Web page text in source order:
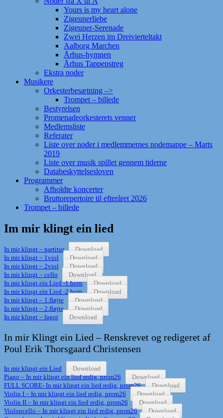
Yours is my heart alone
Zigeunerliebe
Zigeuner-Serenade
Zwei Herzen im Dreivierteltakt
Aalborg Marchen
Århus-hymnen
Århus Tappenstreg
Ekstra noder
Musikere
Orkesterbesætning –>
Trompet – billede
Bestyrelsen
Promenadeorkesterets venner
Medlemsliste
Referater
Liste over noder i medlemmernes nodemappe – Marts
2019
Liste over musik spillet gennem tiderne
Databeskyttelsesloven
Programmer
Afholdte koncerter
Bruttorepertoire til efteråret 2026
Trompet – billede
Im mir klingt ein lied
In mir klingt – partitur
Download
In mir klingt – 1viol
Download
In mir klingt – 2viol
Download
In mir klingt – cello
Download
In mir klingt ein Lied -1.horn
Download
In mir klingt ein Lied -2.horn
Download
In mir klingt – 1.fløjte
Download
In mir klingt – 2.fløjte
Download
In mir klingt – fagot
Download
In mir Klingt ein Lied – Renskrevet og redigeret af
Poul Erik Thorsgaard Christensen
In mir klingt ein Lied
Download
Piano – In mir klingt ein lied redig, prom26
Download
FULL SCORE- In mir klingt ein lied redig, prom26
Download
Violin I – In mir klingt ein lied redig, prom26
Download
Violin II – In mir klingt ein lied redig, prom26
Download
Violoncello – In mir klingt ein lied redig, prom26
Download